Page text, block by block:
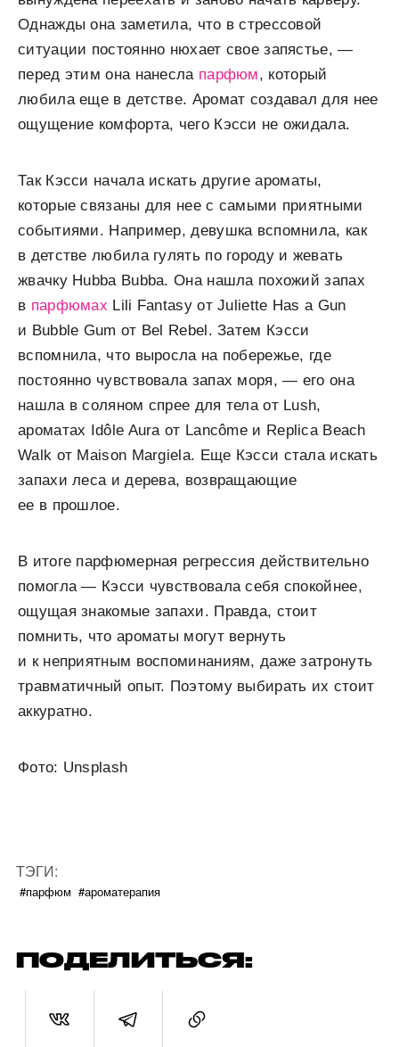
Однажды она заметила, что в стрессовой
ситуации постоянно нюхает свое запястье, —
перед этим она нанесла парфюм, который
любила еще в детстве. Аромат создавал для нее
ощущение комфорта, чего Кэсси не ожидала.
Так Кэсси начала искать другие ароматы,
которые связаны для нее с самыми приятными
событиями. Например, девушка вспомнила, как
в детстве любила гулять по городу и жевать
жвачку Hubba Bubba. Она нашла похожий запах
в парфюмах Lili Fantasy от Juliette Has a Gun
и Bubble Gum от Bel Rebel. Затем Кэсси
вспомнила, что выросла на побережье, где
постоянно чувствовала запах моря, — его она
нашла в соляном спрее для тела от Lush,
ароматах Idôle Aura от Lancôme и Replica Beach
Walk от Maison Margiela. Еще Кэсси стала искать
запахи леса и дерева, возвращающие
ее в прошлое.
В итоге парфюмерная регрессия действительно
помогла — Кэсси чувствовала себя спокойнее,
ощущая знакомые запахи. Правда, стоит
помнить, что ароматы могут вернуть
и к неприятным воспоминаниям, даже затронуть
травматичный опыт. Поэтому выбирать их стоит
аккуратно.
Фото: Unsplash
ТЭГИ:
#парфюм #ароматерапия
ПОДЕЛИТЬСЯ: